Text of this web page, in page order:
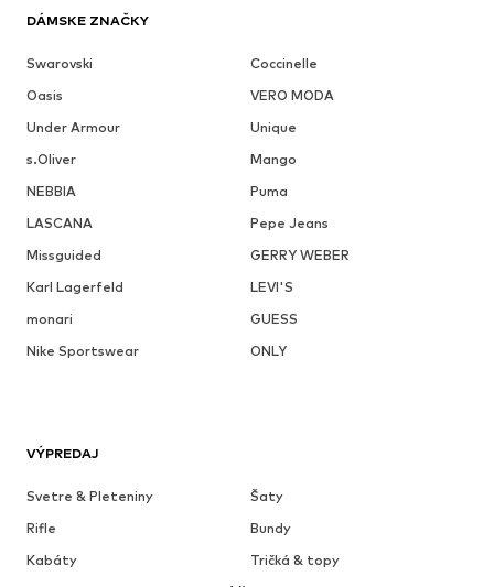
DÁMSKE ZNAČKY
Swarovski
Coccinelle
Oasis
VERO MODA
Under Armour
Unique
s.Oliver
Mango
NEBBIA
Puma
LASCANA
Pepe Jeans
Missguided
GERRY WEBER
Karl Lagerfeld
LEVI'S
monari
GUESS
Nike Sportswear
ONLY
VÝPREDAJ
Svetre & Pleteniny
Šaty
Rifle
Bundy
Kabáty
Tričká & topy